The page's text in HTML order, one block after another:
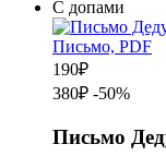
С допами
190₽
380₽ -50%
Письмо